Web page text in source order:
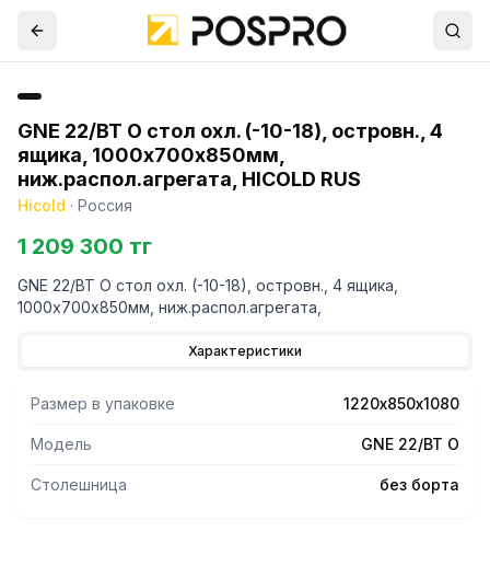
GNE 22/BT О стол охл. (-10-18), островн., 4
ящика, 1000х700х850мм,
ниж.распол.агрегата, HICOLD RUS
Hicold · Россия
1 209 300 тг
GNE 22/BT О стол охл. (-10-18), островн., 4 ящика,
1000х700х850мм, ниж.распол.агрегата,
Характеристики
Размер в упаковке 1220х850х1080
Модель GNE 22/BT O
Столешница без борта